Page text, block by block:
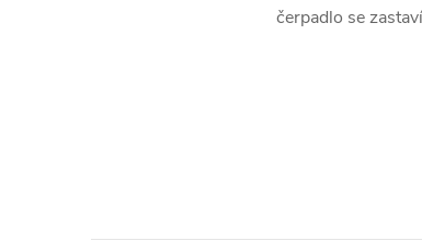
čerpadlo se